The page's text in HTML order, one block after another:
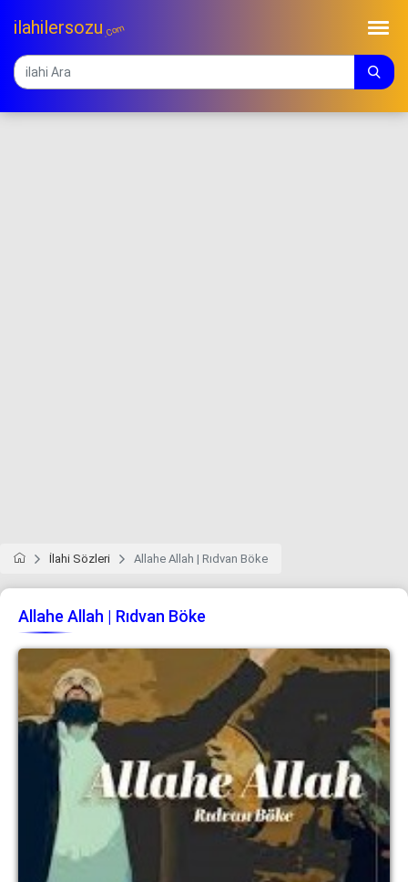
ilahilersozu.Com
İlahi Sözleri Allahe Allah | Rıdvan Böke
Allahe Allah | Rıdvan Böke